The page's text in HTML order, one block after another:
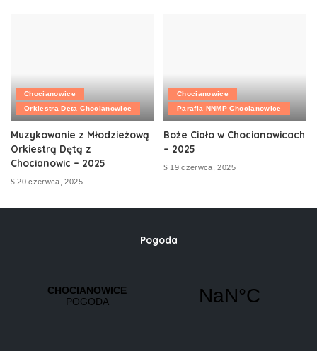
Chocianowice
Orkiestra Dęta Chocianowice
Muzykowanie z Młodzieżową
Orkiestrą Dętą z
Chocianowic – 2025
20 czerwca, 2025
Chocianowice
Parafia NNMP Chocianowice
Boże Ciało w Chocianowicach
– 2025
19 czerwca, 2025
Pogoda